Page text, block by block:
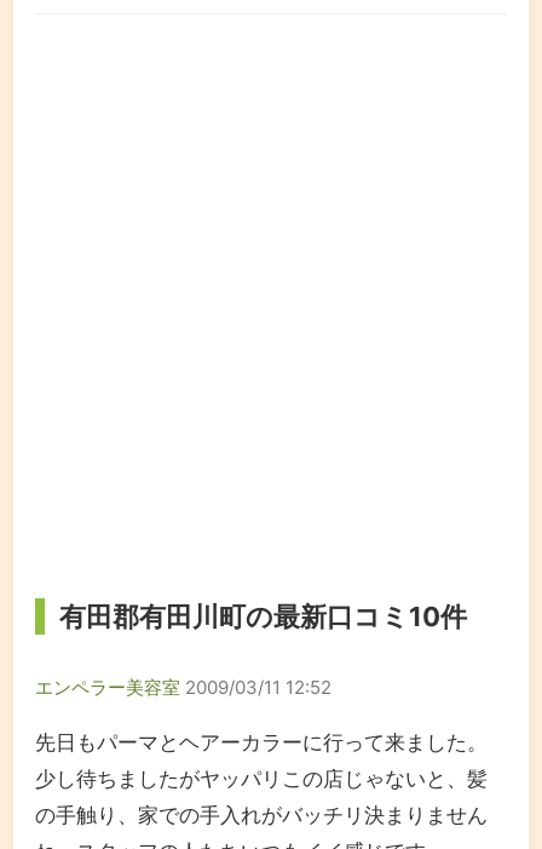
有田郡有田川町の最新口コミ10件
エンペラー美容室 2009/03/11 12:52
先日もパーマとヘアーカラーに行って来ました。
少し待ちましたがヤッパリこの店じゃないと、髪
の手触り、家での手入れがバッチリ決まりません